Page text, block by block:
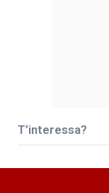
T’interessa?